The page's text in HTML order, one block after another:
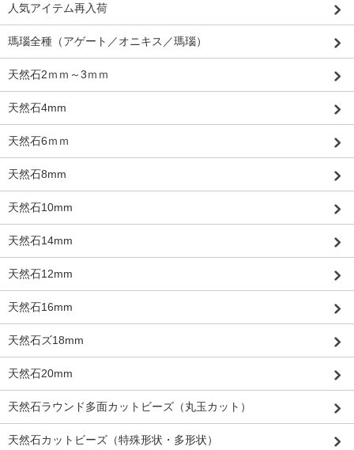
人気アイテム再入荷
瑪瑙全種（アゲート／オニキス／瑪瑙）
天然石2ｍｍ～3ｍｍ
天然石4mm
天然石6ｍｍ
天然石8mm
天然石10mm
天然石14mm
天然石12mm
天然石16mm
天然石ズ18mm
天然石20mm
天然石ラウンド多面カットビーズ（丸玉カット）
天然石カットビーズ（特殊形状・多形状）